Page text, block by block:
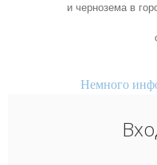
и чернозема в
Немного